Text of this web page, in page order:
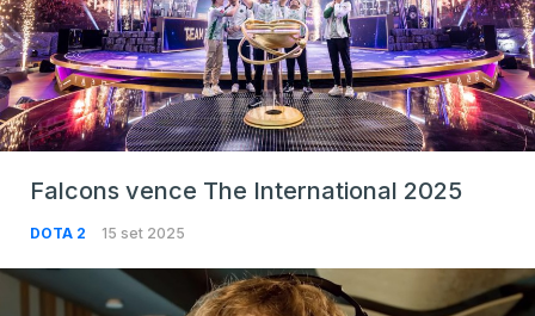
Falcons vence The International 2025
DOTA 2 15 set 2025